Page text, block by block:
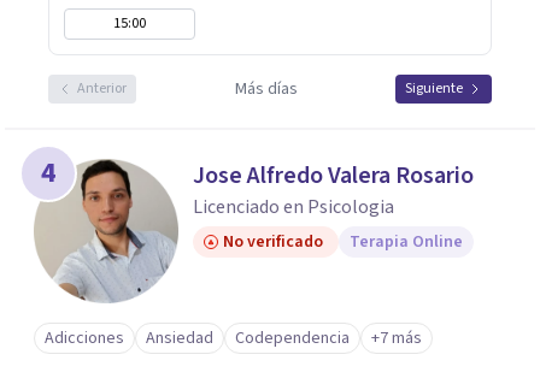
15:00
Anterior Más días Siguiente
4 Jose Alfredo Valera Rosario
Licenciado en Psicologia
No verificado Terapia Online
Adicciones Ansiedad Codependencia +7 más